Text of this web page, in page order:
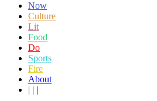
Now
Culture
Lit
Food
Do
Sports
Fire
About
| | |